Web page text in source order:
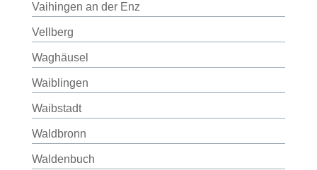
Vaihingen an der Enz
Vellberg
Waghäusel
Waiblingen
Waibstadt
Waldbronn
Waldenbuch